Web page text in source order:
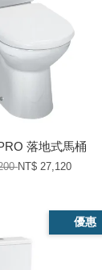
落地式馬桶
NT$ 27,120
優惠